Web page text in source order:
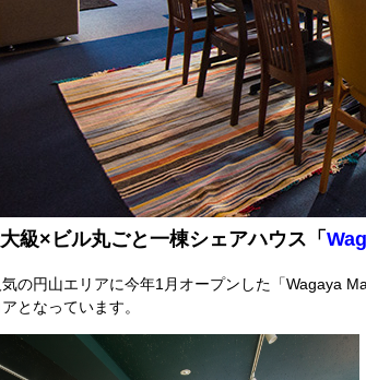
級×ビル丸ごと一棟シェアハウス「
の円山エリアに今年1月オープンした「Wagaya
となっています。